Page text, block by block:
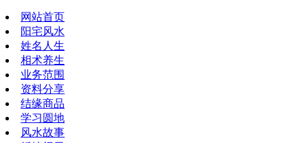
网站首页
阳宅风水
姓名人生
相术养生
业务范围
资料分享
结缘商品
学习圆地
风水故事